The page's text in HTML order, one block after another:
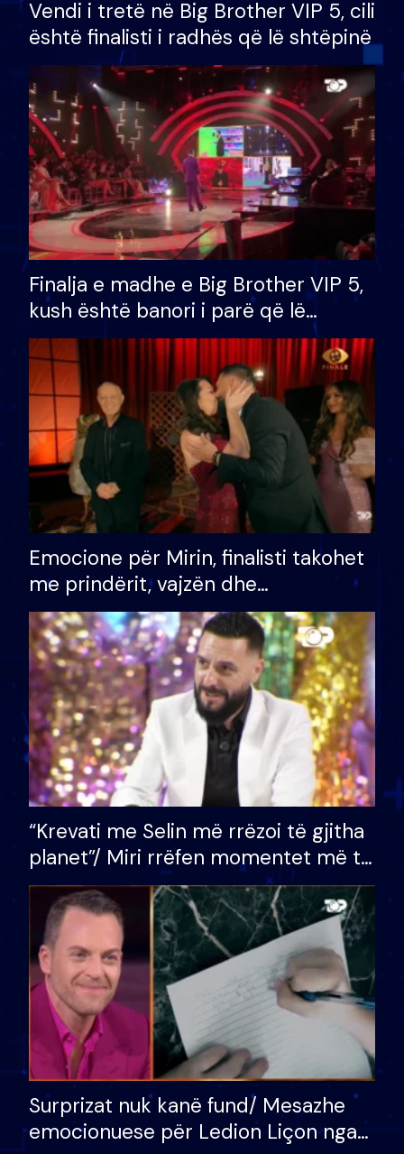
Vendi i tretë në Big Brother VIP 5, cili
është finalisti i radhës që lë shtëpinë
Finalja e madhe e Big Brother VIP 5,
kush është banori i parë që lë
shtëpinë dhe humb mundësinë për
të fituar çmimin e madh
Emocione për Mirin, finalisti takohet
me prindërit, vajzën dhe
bashkëshorten: S’kemi ndonjë letër
divorci apo jo?
“Krevati me Selin më rrëzoi të gjitha
planet”/ Miri rrëfen momentet më të
bukura në shtëpinë e BB VIP: Do më
mungojë zilja e mëngjesit kur…
Surprizat nuk kanë fund/ Mesazhe
emocionuese për Ledion Liçon nga